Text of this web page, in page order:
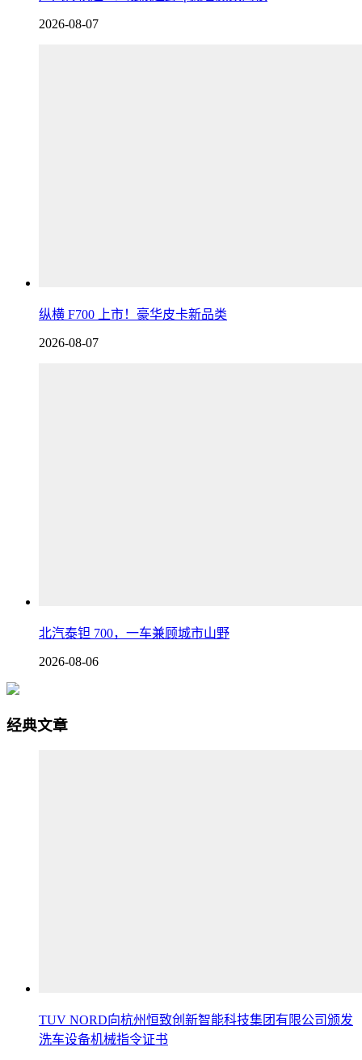
2026-08-07
纵横 F700 上市！豪华皮卡新品类
2026-08-07
北汽泰钽 700，一车兼顾城市山野
2026-08-06
经典文章
TUV NORD向杭州恒致创新智能科技集团有限公司颁发
洗车设备机械指令证书